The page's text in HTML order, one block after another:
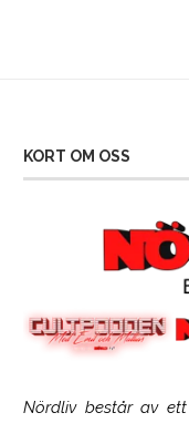
KORT OM OSS
Nördliv består av